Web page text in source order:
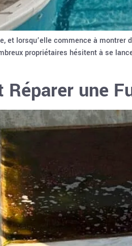
lorsqu’elle commence à montrer
propriétaires hésitent à se
une